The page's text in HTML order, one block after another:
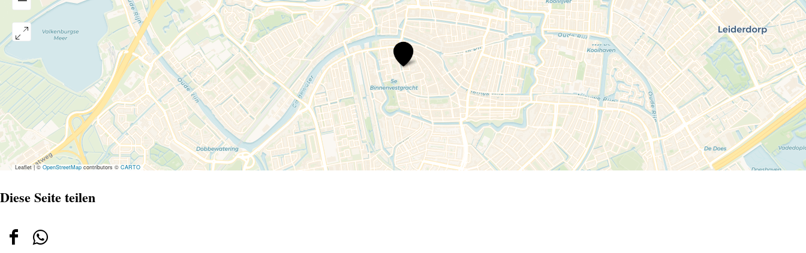
Widerspenstig
Leaflet|©OpenStreetMapcontributors ©CARTO
Diese Seite teilen
DieseDiese